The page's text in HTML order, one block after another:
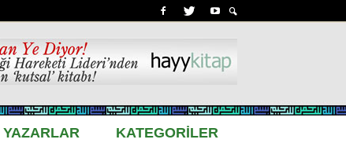
YAZARLAR KATEGORİLER